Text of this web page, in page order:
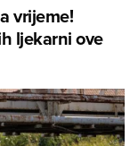
vrijeme!
ljekarni ove